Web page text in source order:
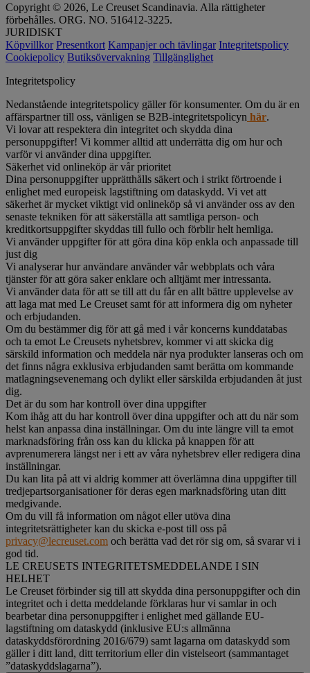
Copyright © 2026, Le Creuset Scandinavia. Alla rättigheter
förbehålles. ORG. NO. 516412-3225.
JURIDISKT
Köpvillkor Presentkort Kampanjer och tävlingar Integritetspolicy
Cookiepolicy Butiksövervakning Tillgänglighet
Integritetspolicy
Nedanstående integritetspolicy gäller för konsumenter. Om du är en
affärspartner till oss, vänligen se B2B-integritetspolicyn här.
Vi lovar att respektera din integritet och skydda dina
personuppgifter! Vi kommer alltid att underrätta dig om hur och
varför vi använder dina uppgifter.
Säkerhet vid onlineköp är vår prioritet
Dina personuppgifter upprätthålls säkert och i strikt förtroende i
enlighet med europeisk lagstiftning om dataskydd. Vi vet att
säkerhet är mycket viktigt vid onlineköp så vi använder oss av den
senaste tekniken för att säkerställa att samtliga person- och
kreditkortsuppgifter skyddas till fullo och förblir helt hemliga.
Vi använder uppgifter för att göra dina köp enkla och anpassade till
just dig
Vi analyserar hur användare använder vår webbplats och våra
tjänster för att göra saker enklare och alltjämt mer intressanta.
Vi använder data för att se till att du får en allt bättre upplevelse av
att laga mat med Le Creuset samt för att informera dig om nyheter
och erbjudanden.
Om du bestämmer dig för att gå med i vår koncerns kunddatabas
och ta emot Le Creusets nyhetsbrev, kommer vi att skicka dig
särskild information och meddela när nya produkter lanseras och om
det finns några exklusiva erbjudanden samt berätta om kommande
matlagningsevenemang och dylikt eller särskilda erbjudanden åt just
dig.
Det är du som har kontroll över dina uppgifter
Kom ihåg att du har kontroll över dina uppgifter och att du när som
helst kan anpassa dina inställningar. Om du inte längre vill ta emot
marknadsföring från oss kan du klicka på knappen för att
avprenumerera längst ner i ett av våra nyhetsbrev eller redigera dina
inställningar.
Du kan lita på att vi aldrig kommer att överlämna dina uppgifter till
tredjepartsorganisationer för deras egen marknadsföring utan ditt
medgivande.
Om du vill få information om något eller utöva dina
integritetsrättigheter kan du skicka e-post till oss på
privacy@lecreuset.com och berätta vad det rör sig om, så svarar vi i
god tid.
LE CREUSETS INTEGRITETSMEDDELANDE I SIN
HELHET
Le Creuset förbinder sig till att skydda dina personuppgifter och din
integritet och i detta meddelande förklaras hur vi samlar in och
bearbetar dina personuppgifter i enlighet med gällande EU-
lagstiftning om dataskydd (inklusive EU:s allmänna
dataskyddsförordning 2016/679) samt lagarna om dataskydd som
gäller i ditt land, ditt territorium eller din vistelseort (sammantaget
”dataskyddslagarna”).